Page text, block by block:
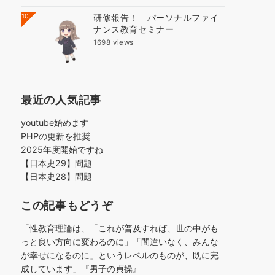
10
研修報告！ パーソナルファイ
ナンス教育セミナー
1698 views
最近の人気記事
youtube始めます
PHPの更新を推奨
2025年度開始ですね
【日本史29】問題
【日本史28】問題
この記事もどうぞ
「性教育理論は、「これが普及すれば、世の中がも
っと良い方向に変わるのに」「間違いなく、みんな
が幸せになるのに」というレベルのものが、既に完
成しています」『男子の貞操』